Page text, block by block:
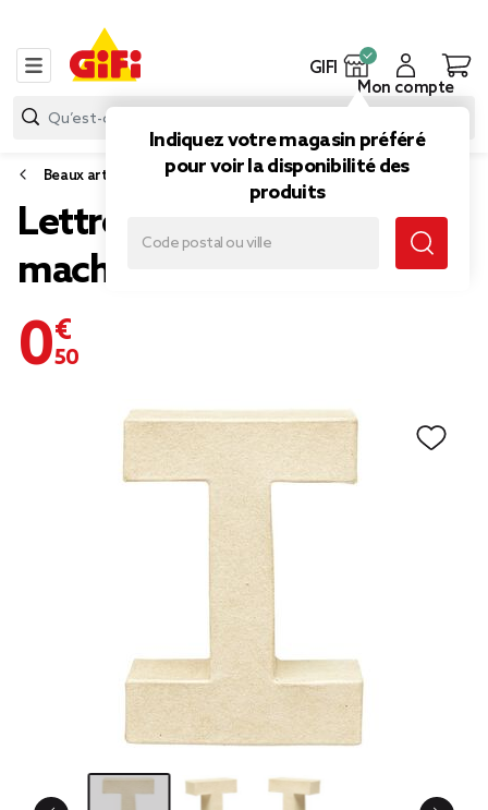
GIFI
Indiquez votre magasin préféré
pour voir la disponibilité des
produits
Mon compte
Beaux arts
Lettre I à décorer en papier
maché
0,50 €